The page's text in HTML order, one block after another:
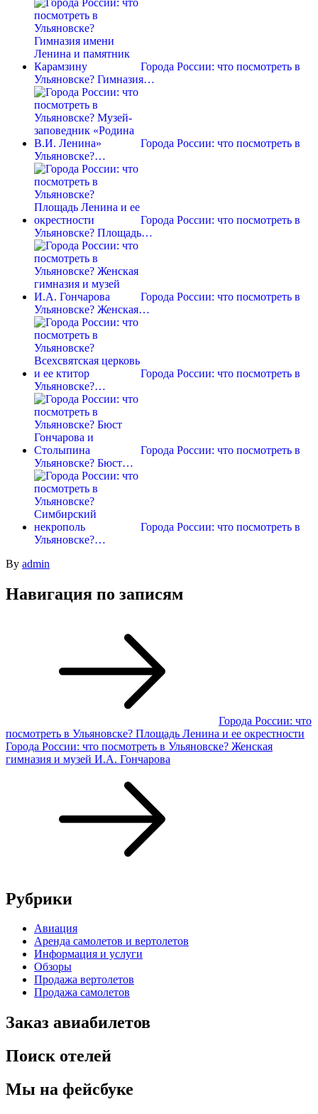
Города России: что посмотреть в
Ульяновске? Гимназия…
Города России: что посмотреть в
Ульяновске?…
Города России: что посмотреть в
Ульяновске? Площадь…
Города России: что посмотреть в
Ульяновске? Женская…
Города России: что посмотреть в
Ульяновске?…
Города России: что посмотреть в
Ульяновске? Бюст…
Города России: что посмотреть в
Ульяновске?…
By admin
Навигация по записям
Города России: что
посмотреть в Ульяновске? Площадь Ленина и ее окрестности
Города России: что посмотреть в Ульяновске? Женская
гимназия и музей И.А. Гончарова
Рубрики
Авиация
Аренда самолетов и вертолетов
Информация и услуги
Обзоры
Продажа вертолетов
Продажа самолетов
Заказ авиабилетов
Поиск отелей
Мы на фейсбуке